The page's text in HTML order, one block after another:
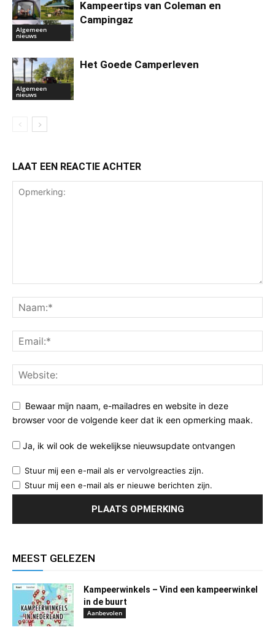
Algemeen
nieuws
Kampeertips van Coleman en
Campingaz
Algemeen
nieuws
Het Goede Camperleven
LAAT EEN REACTIE ACHTER
Bewaar mijn naam, e-mailadres en website in deze
browser voor de volgende keer dat ik een opmerking maak.
Ja, ik wil ook de wekelijkse nieuwsupdate ontvangen
Stuur mij een e-mail als er vervolgreacties zijn.
Stuur mij een e-mail als er nieuwe berichten zijn.
MEEST GELEZEN
Kampeerwinkels – Vind een kampeerwinkel
in de buurt
Aanbevolen